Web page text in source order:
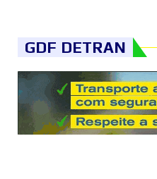
GDF DETRAN